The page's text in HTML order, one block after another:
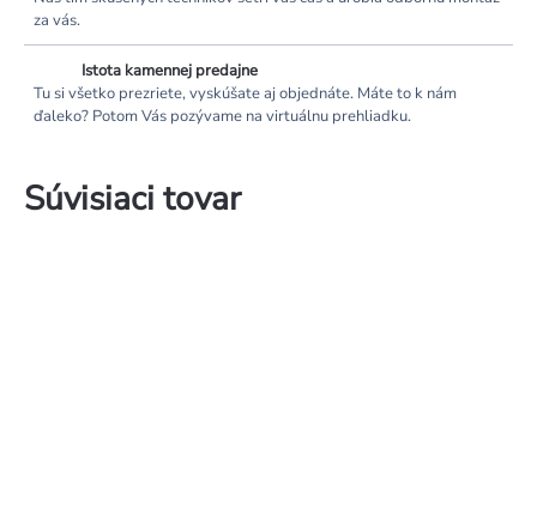
za vás.
Istota kamennej predajne
Tu si všetko prezriete, vyskúšate aj objednáte. Máte to k nám
ďaleko? Potom Vás pozývame na virtuálnu prehliadku.
Súvisiaci tovar